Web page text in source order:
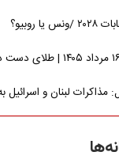
مذاکرات لبنان و